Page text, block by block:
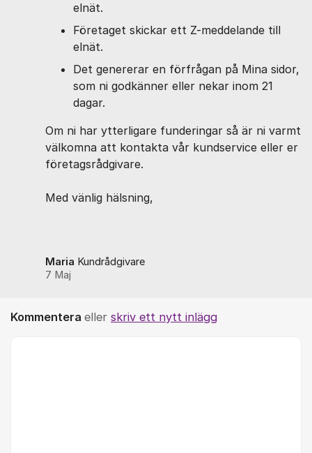
elnät.
Företaget skickar ett Z-meddelande till
elnät.
Det genererar en förfrågan på Mina sidor,
som ni godkänner eller nekar inom 21
dagar.
Om ​ni har ​ytterligare funderingar så är ni varmt
välkomna att kontakta vår kundservice eller er ​
företagsrådgivare.
Med vänlig hälsning,
Maria Kundrådgivare
7 Maj
Kommentera eller skriv ett nytt inlägg